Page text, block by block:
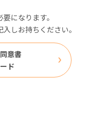
になります。
しお持ちください。
意書
ド